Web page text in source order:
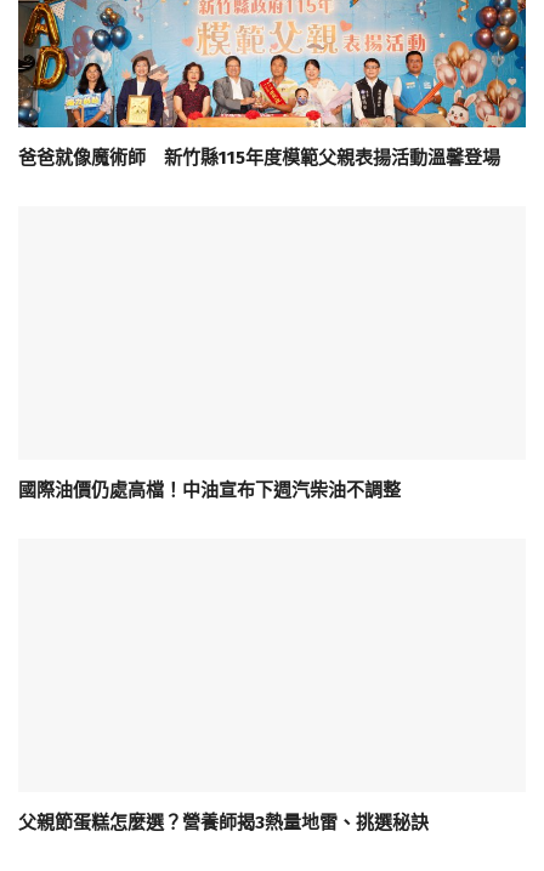
爸爸就像魔術師 新竹縣115年度模範父親表揚活動溫馨登場
國際油價仍處高檔！中油宣布下週汽柴油不調整
父親節蛋糕怎麼選？營養師揭3熱量地雷、挑選秘訣